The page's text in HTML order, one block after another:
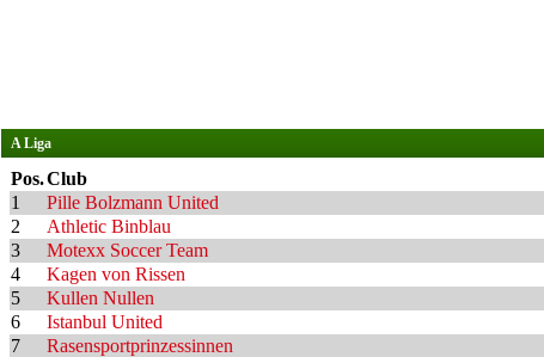
A Liga
Pos.Club
1
Pille Bolzmann United
2
Athletic Binblau
3
Motexx Soccer Team
4
Kagen von Rissen
5
Kullen Nullen
6
Istanbul United
7
Rasensportprinzessinnen